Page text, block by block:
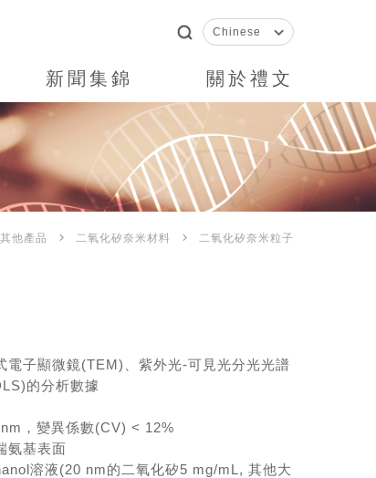
新聞集錦 關於禮文
其他產品 keyboard_arrow_right 二氧化矽奈米材料 keyboard_arrow_right 二氧化矽奈米粒子
電子顯微鏡(TEM)、紫外光-可見光分光光譜
的分析數據
，變異係數(CV) < 12%
氨基表面
溶液(20 nm的二氧化矽5 mg/mL, 其他大